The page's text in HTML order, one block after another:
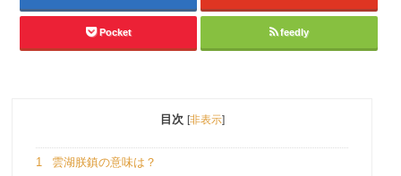
Pocket feedly
目次 [非表示]
1 雲湖朕鎮の意味は？